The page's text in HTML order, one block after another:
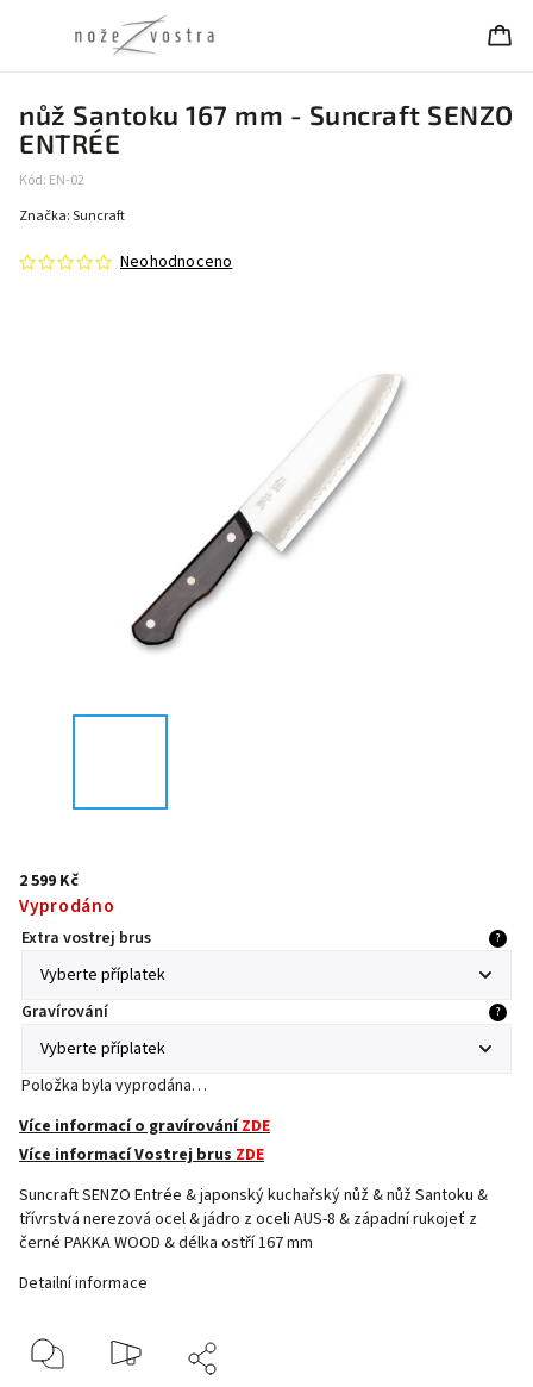
nůž Santoku 167 mm - Suncraft SENZO
ENTRÉE
Kód: EN-02
Neohodnoceno
Značka:Suncraft
2 599 Kč
Vyprodáno
Extra vostrej brus ?
Gravírování ?
Položka byla vyprodána…
Více informací o gravírováníZDE
Více informací Vostrej brusZDE
Suncraft SENZO Entrée & japonský kuchařský nůž & nůž Santoku &
třívrstvá nerezová ocel & jádro z oceli AUS-8 & západní rukojeť z
černé PAKKA WOOD & délka ostří 167 mm
Detailní informace